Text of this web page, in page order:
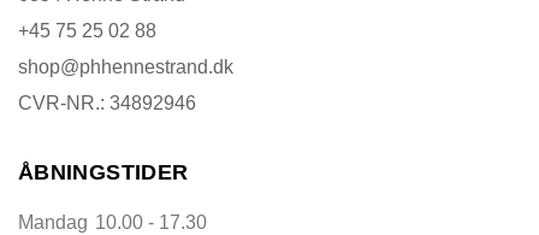
+45 75 25 02 88
shop@phhennestrand.dk
CVR-NR.: 34892946
ÅBNINGSTIDER
Mandag 10.00 - 17.30